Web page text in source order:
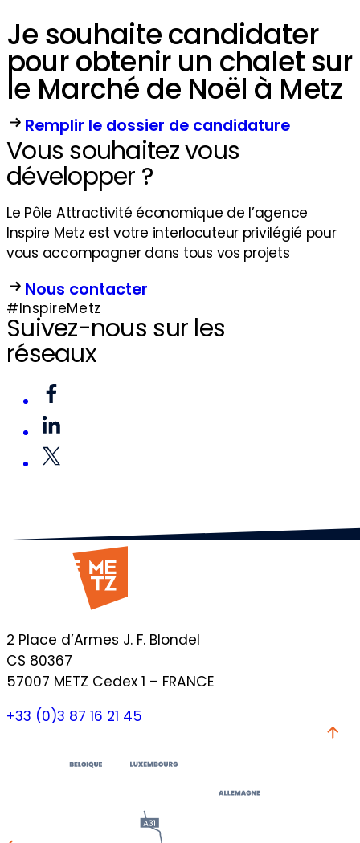
Je souhaite candidater
pour obtenir un chalet sur
le Marché de Noël à Metz
Remplir le dossier de candidature
Vous souhaitez vous
développer ?
Le Pôle Attractivité économique de l’agence
Inspire Metz est votre interlocuteur privilégié pour
vous accompagner dans tous vos projets
Nous contacter
#InspireMetz
Suivez-nous sur les
réseaux
2 Place d’Armes J. F. Blondel
CS 80367
57007 METZ Cedex 1 – FRANCE
+33 (0)3 87 16 21 45